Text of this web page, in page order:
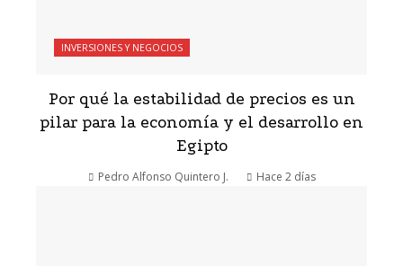
INVERSIONES Y NEGOCIOS
Por qué la estabilidad de precios es un
pilar para la economía y el desarrollo en
Egipto
Pedro Alfonso Quintero J. Hace 2 días